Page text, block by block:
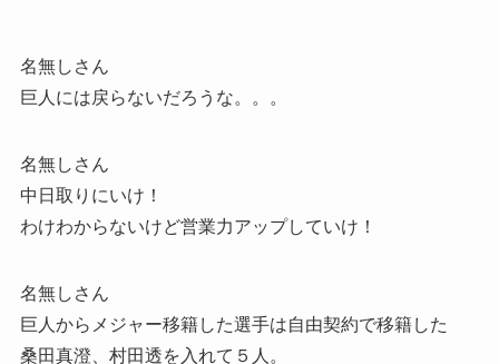
名無しさん
巨人には戻らないだろうな。。。
名無しさん
中日取りにいけ！
わけわからないけど営業力アップしていけ！
名無しさん
巨人からメジャー移籍した選手は自由契約で移籍した
桑田真澄、村田透を入れて５人。